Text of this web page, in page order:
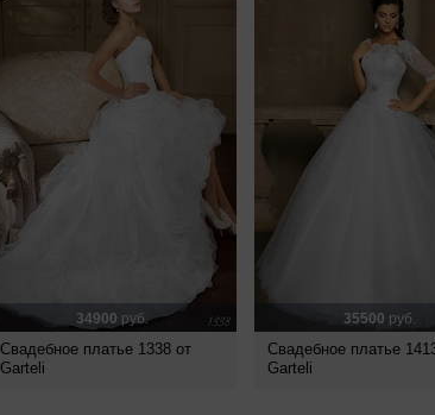
34900 руб.
Свадебное платье 1338 от
Garteli
35500 руб.
Свадебное платье
Garteli